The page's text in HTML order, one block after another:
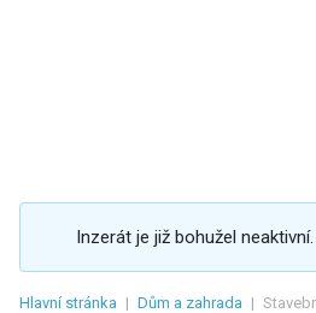
Inzerát je již bohužel neaktivní.
Hlavní stránka | Dům a zahrada |